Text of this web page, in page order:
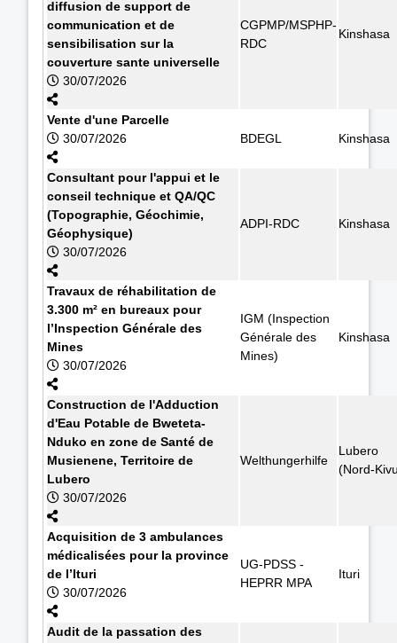
diffusion de support de
communication et de
sensibilisation sur la
couverture sante universelle
30/07/2026
CGPMP/MSPHP-
RDC
Kinshasa
Vente d'une Parcelle
30/07/2026
BDEGL Kinshasa
Consultant pour l'appui et le
conseil technique et QA/QC
(Topographie, Géochimie,
Géophysique)
30/07/2026
ADPI-RDC Kinshasa
Travaux de réhabilitation de
3.300 m² en bureaux pour
l’Inspection Générale des
Mines
30/07/2026
IGM (Inspection
Générale des
Mines)
Kinshasa
Construction de l'Adduction
d'Eau Potable de Bweteta-
Nduko en zone de Santé de
Musienene, Territoire de
Lubero
30/07/2026
Welthungerhilfe
Lubero
(Nord-
Acquisition de 3 ambulances
médicalisées pour la province
de l’Ituri
30/07/2026
UG-PDSS -
HEPRR MPA
Ituri
Audit de la passation des